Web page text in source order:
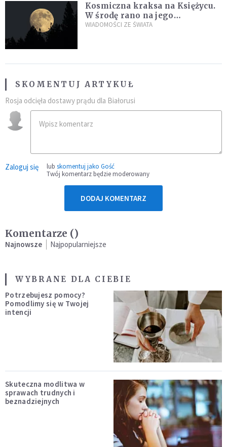
Kosmiczna kraksa na Księżycu.
W środę rano na jego
powierzchni dojdzie do
WIADOMOŚCI ZE ŚWIATA
SKOMENTUJ ARTYKUŁ
Rosja odcięła dostawy prądu dla Białorusi
Zaloguj się lub skomentuj jako Gość
Twój komentarz będzie moderowany
DODAJ KOMENTARZ
Komentarze ()
Najnowsze Najpopularniejsze
WYBRANE DLA CIEBIE
Potrzebujesz pomocy?
Pomodlimy się w Twojej
intencji
Skuteczna modlitwa w
sprawach trudnych i
beznadziejnych